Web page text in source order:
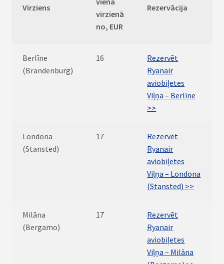
Virziens
virzienā
no, EUR
Rezervācija
Berlīne
(Brandenburg)
16
Rezervēt
Ryanair
aviobiļetes
Viļņa – Berlīne
>>
Londona
(Stansted)
17
Rezervēt
Ryanair
aviobiļetes
Viļņa – Londona
(Stansted) >>
Milāna
(Bergamo)
17
Rezervēt
Ryanair
aviobiļetes
Viļņa – Milāna